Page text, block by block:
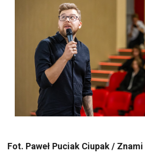
Fot. Paweł Puciak Ciupak / Znami